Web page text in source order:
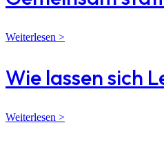
Weiterlesen >
Wie lassen sich
Weiterlesen >